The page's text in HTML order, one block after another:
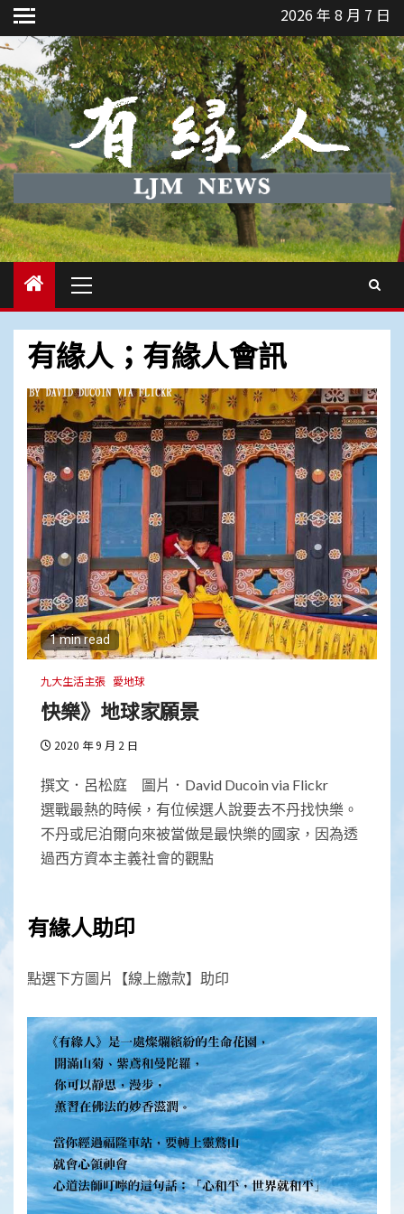
Skip
to
content
2026 年 8 月 7 日
Menu
有緣人；有緣人會訊
1 min read
九大生活主張 愛地球
快樂》地球家願景
2020 年 9 月 2 日
撰文．呂松庭 圖片．David Ducoin via Flickr
選戰最熱的時候，有位候選人說要去不丹找快樂。
不丹或尼泊爾向來被當做是最快樂的國家，因為透
過西方資本主義社會的觀點
有緣人助印
點選下方圖片【線上繳款】助印